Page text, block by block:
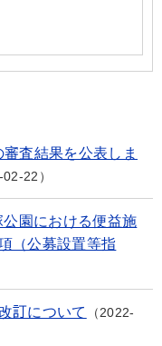
査結果を公表しま
02-22
園における便益施
（公募設置等指
訂について
2022-